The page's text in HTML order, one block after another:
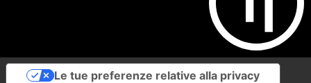
Le tue preferenze relative alla privacy